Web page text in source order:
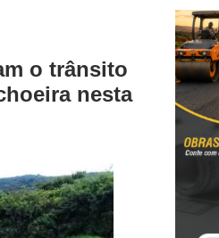
o trânsito
nesta